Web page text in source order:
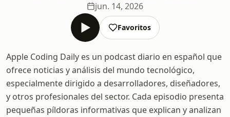
jun. 14, 2026
Favoritos
Apple Coding Daily es un podcast diario en español que
ofrece noticias y análisis del mundo tecnológico,
especialmente dirigido a desarrolladores, diseñadores,
y otros profesionales del sector. Cada episodio presenta
pequeñas píldoras informativas que explican y analizan